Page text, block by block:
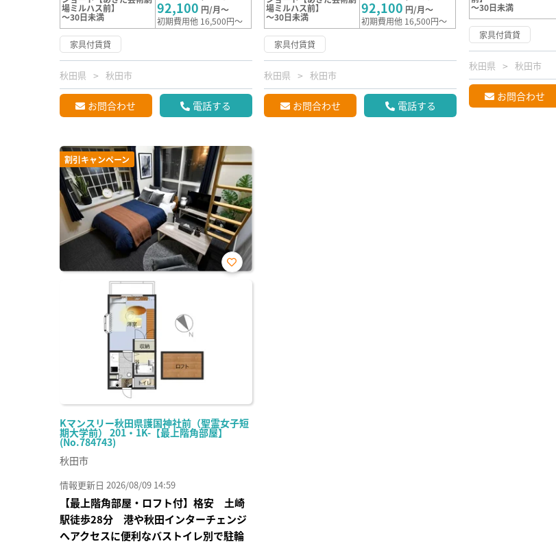
場ミルハス前】
～30日未満
92,100 円/月～
初期費用他 16,500円～
家具付賃貸
秋田県 秋田市
お問合わせ 電話する
場ミルハス前】
～30日未満
92,100 円/月～
初期費用他 16,500円～
家具付賃貸
秋田県 秋田市
お問合わせ 電話する
～30日未満
家具付賃貸
秋田県 秋田市
お問合わせ
割引キャンペーン
Kマンスリー秋田県護国神社前（聖霊女子短
期大学前） 201・1K-【最上階角部屋】
(No.784743)
お気
秋田市
情報更新日 2026/08/09 14:59
【最上階角部屋・ロフト付】格安 土崎
駅徒歩28分 港や秋田インターチェンジ
へアクセスに便利なバストイレ別で駐輪